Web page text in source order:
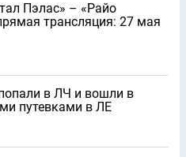
Пэлас» – «Райо
трансляция: 27 мая
в ЛЧ и вошли в
путевками в ЛЕ